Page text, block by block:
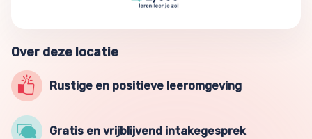
Over deze locatie
Rustige en positieve leeromgeving
Gratis en vrijblijvend intakegesprek